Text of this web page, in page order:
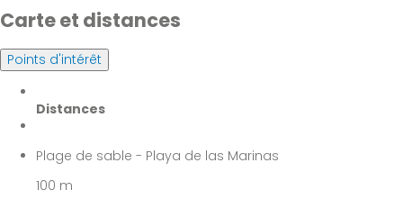
Carte et distances
Points d'intérêt
Distances
Plage de sable - Playa de las Marinas
100 m